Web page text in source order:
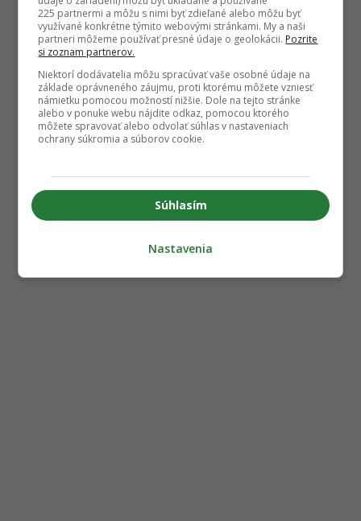
225 partnermi a môžu s nimi byť zdieľané alebo môžu byť
využívané konkrétne týmito webovými stránkami. My a naši
partneri môžeme používať presné údaje o geolokácii. Pozrite
si zoznam partnerov.
Niektorí dodávatelia môžu spracúvať vaše osobné údaje na
základe oprávneného záujmu, proti ktorému môžete vzniesť
námietku pomocou možností nižšie. Dole na tejto stránke
alebo v ponuke webu nájdite odkaz, pomocou ktorého
môžete spravovať alebo odvolať súhlas v nastaveniach
ochrany súkromia a súborov cookie.
Súhlasím
Nastavenia